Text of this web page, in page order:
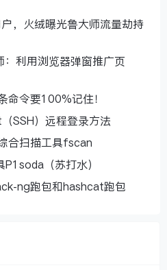
，火绒曝光鲁大师流量劫持
利用浏览器弹窗推广页
命令要100%记住！
SSH）远程登录方法
合扫描工具fscan
（苏打水）
ng跑包和hashcat跑包